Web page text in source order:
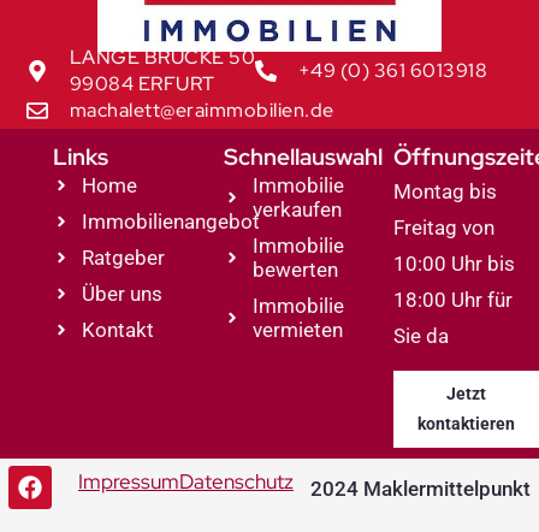
LANGE BRÜCKE 50
99084 ERFURT
+49 (0) 361 6013918
machalett@eraimmobilien.de
Links
Home
Immobilienangebot
Ratgeber
Über uns
Kontakt
Schnellauswahl
Immobilie
verkaufen
Immobilie
bewerten
Immobilie
vermieten
Montag bis
Freitag von
10:00 Uhr bis
18:00 Uhr für
Sie da
Jetzt
kontaktieren
ImpressumDatenschutz 2024 Maklermittelpunkt